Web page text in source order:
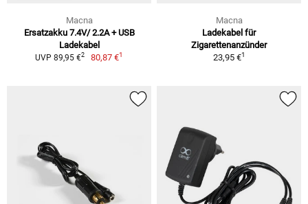
Macna
Ersatzakku 7.4V/ 2.2A + USB
Ladekabel
UVP 89,95 €2 80,87 €1
Macna
Ladekabel für
Zigarettenanzünder
23,95 €1